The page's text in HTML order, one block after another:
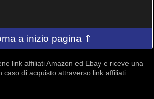
a inizio pagina ⇑
link affiliati Amazon ed Ebay e riceve una
caso di acquisto attraverso link affiliati.